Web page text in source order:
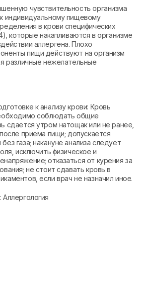
чувствительность организма
индивидуальному пищевому
в крови специфических
которые накапливаются в организме
аллергена. Плохо
пищи действуют на организм
различные нежелательные
к анализу крови: Кровь
соблюдать общие
сдается утром натощак или не ранее,
приема пищи; допускается
газа; накануне анализа следует
исключить физическое и
отказаться от курения за
не стоит сдавать кровь в
если врач не назначил иное.